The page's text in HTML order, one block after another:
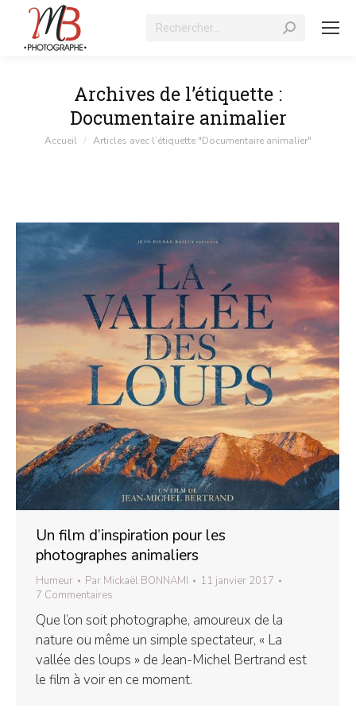
Recherche
Archives de l’étiquette :
Documentaire animalier
Vous êtes ici :
Accueil Articles avec l’étiquette "Documentaire animalier"
Un film d’inspiration pour les
photographes animaliers
Humeur Par Mickaël BONNAMI
11 janvier 2017
7 Commentaires
Que l’on soit photographe, amoureux de la
nature ou même un simple spectateur, « La
vallée des loups » de Jean-Michel Bertrand est
le film à voir en ce moment.